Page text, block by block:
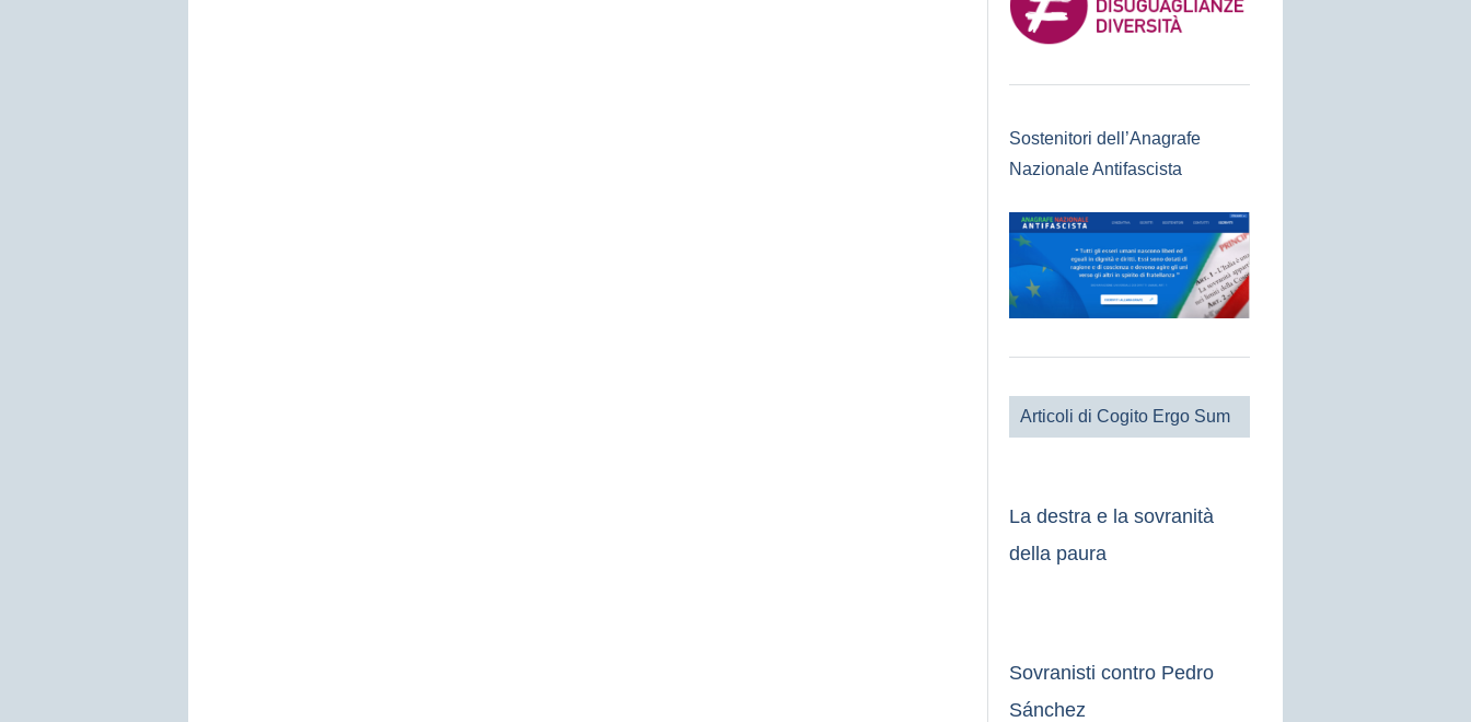
Sostenitori dell’Anagrafe
Nazionale Antifascista
Articoli di Cogito Ergo Sum
La destra e la sovranità
della paura
Sovranisti contro Pedro
Sánchez